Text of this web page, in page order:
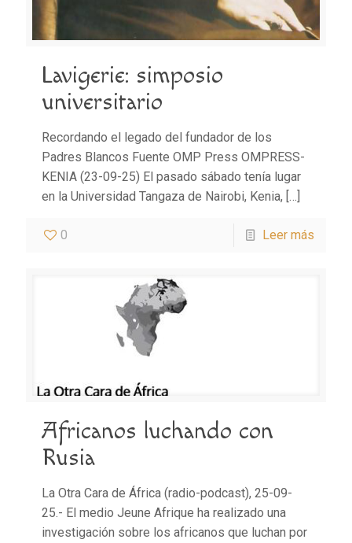
Lavigerie: simposio
universitario
Recordando el legado del fundador de los
Padres Blancos Fuente OMP Press OMPRESS-
KENIA (23-09-25) El pasado sábado tenía lugar
en la Universidad Tangaza de Nairobi, Kenia, […]
0 Leer más
Africanos luchando con
Rusia
La Otra Cara de África (radio-podcast), 25-09-
25.- El medio Jeune Afrique ha realizado una
investigación sobre los africanos que luchan por